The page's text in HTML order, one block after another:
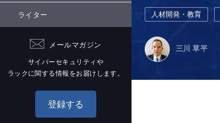
ライター
メールマガジン
サイバーセキュリティや
ラックに関する情報をお届けします。
登録する
人材開発・教育
三川 草平